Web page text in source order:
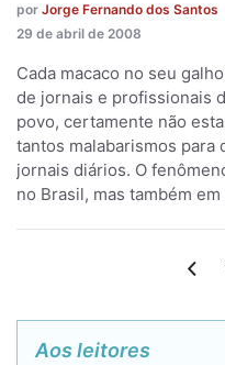
por Jorge Fernando dos Santos
29 de abril de 2008
Cada macaco no seu
de jornais e profissionais
povo, certamente não
tantos malabarismos para
jornais diários. O
no Brasil, mas também
Aos leitores